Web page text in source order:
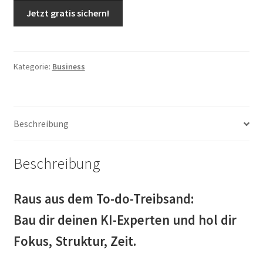
Jetzt gratis sichern!
Kategorie: Business
Beschreibung
Beschreibung
Raus aus dem To-do-Treibsand:
Bau dir deinen KI-Experten und hol dir
Fokus, Struktur, Zeit.